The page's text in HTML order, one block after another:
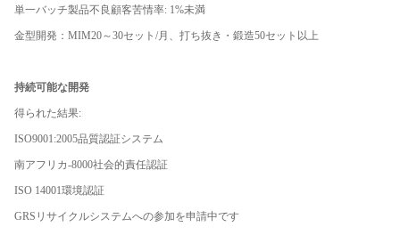
単一バッチ製品不良顧客苦情率: 1%未満
金型開発：MIM20～30セット/月、打ち抜き・鍛造50セット以上
持続可能な開発
得られた結果:
ISO9001:2005品質認証システム
南アフリカ-8000社会的責任認証
ISO 14001環境認証
GRSリサイクルシステムへの参加を申請中です